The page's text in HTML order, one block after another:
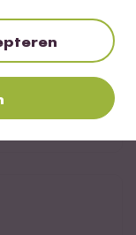
Glutenfrei!